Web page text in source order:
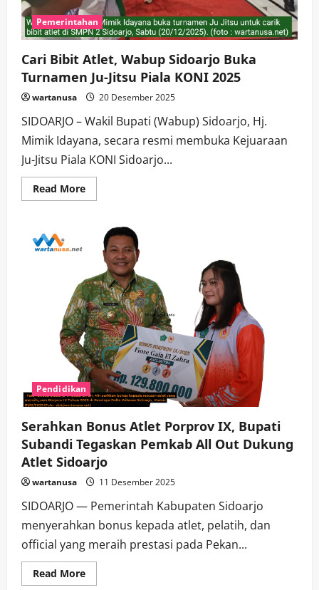
Pemerintahan
Cari Bibit Atlet, Wabup Sidoarjo Buka
Turnamen Ju-Jitsu Piala KONI 2025
wartanusa 20 Desember 2025
SIDOARJO – Wakil Bupati (Wabup) Sidoarjo, Hj.
Mimik Idayana, secara resmi membuka Kejuaraan
Ju-Jitsu Piala KONI Sidoarjo...
Read MoreRead
more
Atlet,
Wabup
Sidoarjo
Buka
Turnamen
Ju-
Jitsu
Piala
KONI
2025
Pendidikan
Serahkan Bonus Atlet Porprov IX, Bupati
Subandi Tegaskan Pemkab All Out Dukung
Atlet Sidoarjo
wartanusa 11 Desember 2025
SIDOARJO — Pemerintah Kabupaten Sidoarjo
menyerahkan bonus kepada atlet, pelatih, dan
official yang meraih prestasi pada Pekan...
Read MoreRead
more